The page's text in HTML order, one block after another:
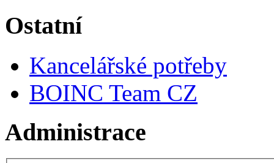
Ostatní
Kancelářské potřeby
BOINC Team CZ
Administrace